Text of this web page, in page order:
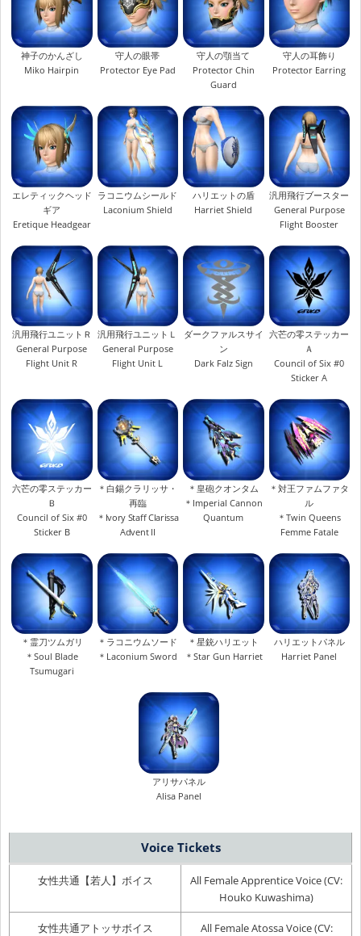
神子のかんざし
Miko Hairpin
守人の眼帯
Protector Eye Pad
守人の顎当て
Protector Chin
Guard
守人の耳飾り
Protector Earring
エレティックヘッド
ギア
Eretique Headgear
ラコニウムシールド
Laconium Shield
ハリエットの盾
Harriet Shield
汎用飛行ブースター
General Purpose
Flight Booster
汎用飛行ユニットＲ
General Purpose
Flight Unit R
汎用飛行ユニットＬ
General Purpose
Flight Unit L
ダークファルスサイ
ン
Dark Falz Sign
六芒の零ステッカー
Ａ
Council of Six #0
Sticker A
六芒の零ステッカー
Ｂ
Council of Six #0
Sticker B
＊白錫クラリッサ・
再臨
＊Ivory Staff Clarissa
Advent II
＊皇砲クオンタム
＊Imperial Cannon
Quantum
＊対王ファムファタ
ル
＊Twin Queens
Femme Fatale
＊霊刀ツムガリ
＊Soul Blade
Tsumugari
＊ラコニウムソード
＊Laconium Sword
＊星銃ハリエット
＊Star Gun Harriet
ハリエットパネル
Harriet Panel
アリサパネル
Alisa Panel
Voice Tickets
女性共通【若人】ボイス
All Female Apprentice Voice (CV:
Houko Kuwashima)
女性共通アトッサボイス
All Female Atossa Voice (CV: